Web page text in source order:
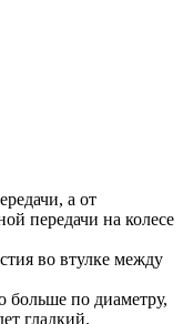
а от
передачи на колесе
во втулке между
больше по диаметру,
гладкий.